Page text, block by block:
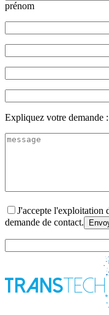
prénom
Expliquez votre demande :
J'accepte l'exploitation
demande de contact.